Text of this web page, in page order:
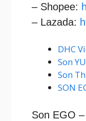
– Shopee:
– Lazada:
DHC
Son
Son
SON
Son EGO